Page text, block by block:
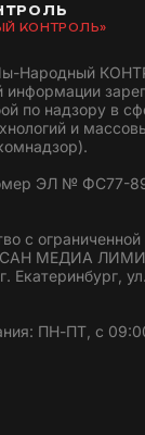
КОНТРОЛЬ»
Народный
по надзору в
и
ЭЛ № ФС77-
с ограниченной
"САН МЕДИА
Екатеринбург,
ПН-ПТ, с